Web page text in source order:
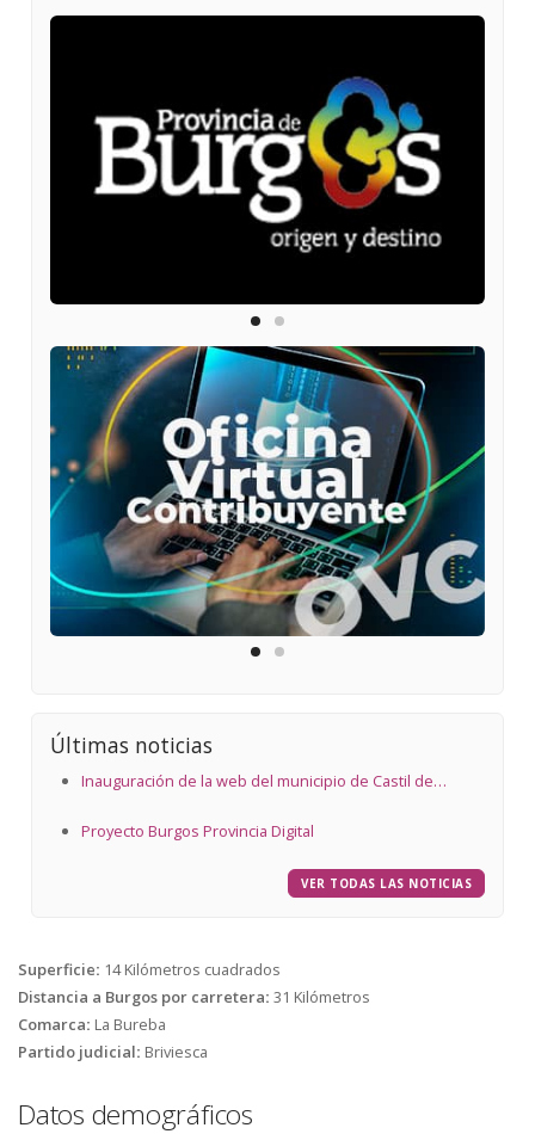
Últimas noticias
Inauguración de la web del municipio de Castil de
Proyecto Burgos Provincia Digital
VER TODAS LAS NOTICIAS
Superficie: 14 Kilómetros cuadrados
Distancia a Burgos por carretera: 31 Kilómetros
Comarca: La Bureba
Partido judicial: Briviesca
Datos demográficos